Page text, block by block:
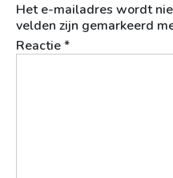
Het e-mailadres wordt
velden zijn gemarkeerd
Reactie*